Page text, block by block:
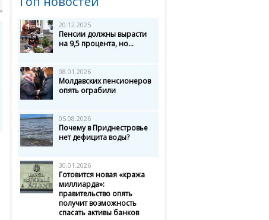
20.12.2025
Пенсии должны вырасти
на 9,5 процента, но...
08.01.2026
Молдавских пенсионеров
опять ограбили
05.08.2026
Почему в Приднестровье
нет дефицита воды?
30.01.2026
Готовится новая «кража
миллиарда»:
правительство опять
получит возможность
спасать активы банков